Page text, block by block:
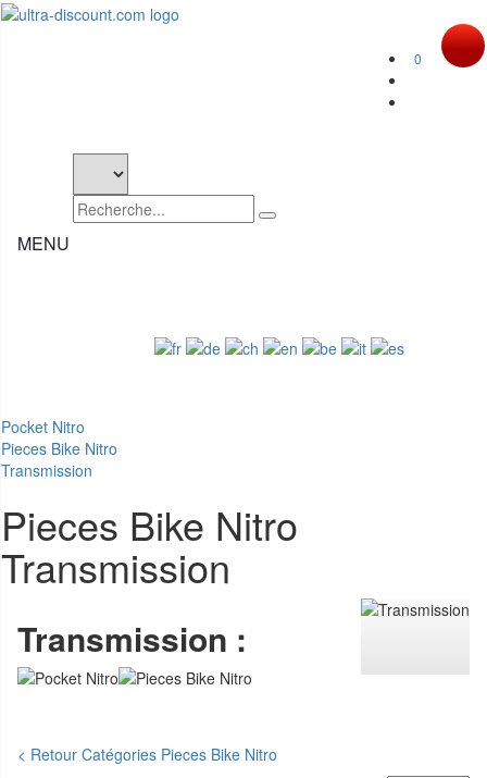
0
MENU
Pocket Nitro
Pieces Bike Nitro
Transmission
Pieces Bike Nitro
Transmission
Transmission :
< Retour Catégories Pieces Bike Nitro